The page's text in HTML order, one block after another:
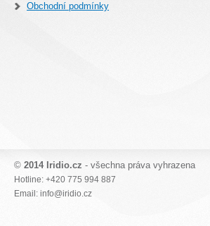
Obchodní podmínky
© 2014 Iridio.cz - všechna práva vyhrazena
Hotline: +420 775 994 887
Email: info@iridio.cz